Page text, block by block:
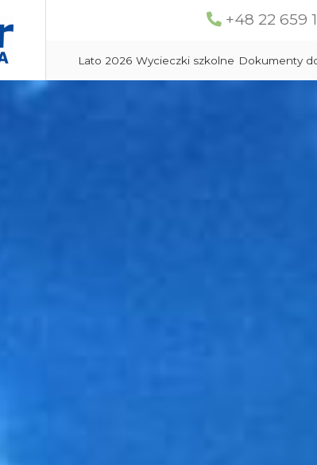
+48 22 659
Lato 2026 Wycieczki szkolne Dokumenty